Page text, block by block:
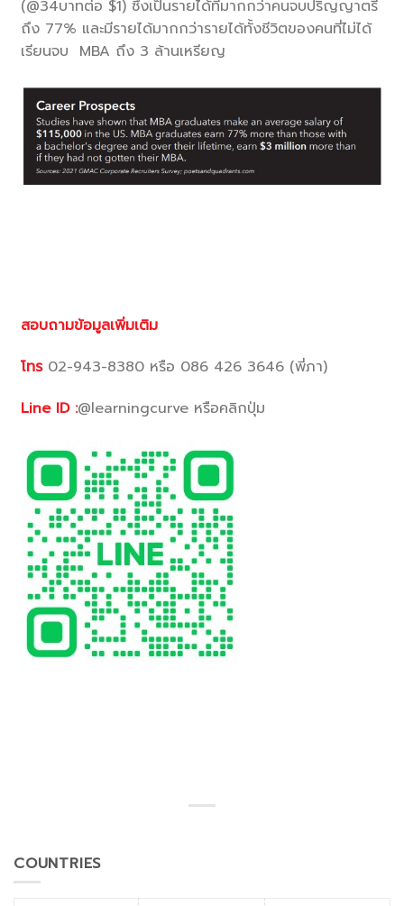
(@34บาทต่อ $1) ซึ่งเป็นรายได้ที่มากกว่าคนจบปริญญาตรี
ถึง 77% และมีรายได้มากกว่ารายได้ทั้งชีวิตของคนที่ไม่ได้
เรียนจบ MBA ถึง 3 ล้านเหรียญ
สอบถามข้อมูลเพิ่มเติม
โทร 02-943-8380 หรือ 086 426 3646 (พี่ภา)
Line ID :@learningcurve หรือคลิกปุ่ม
COUNTRIES